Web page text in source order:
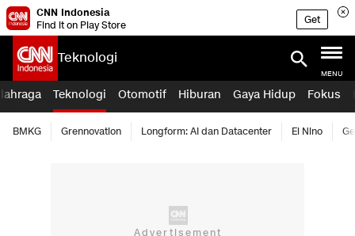
CNN Indonesia
Find it on Play Store
Get
Teknologi
MENU
Teknologi Otomotif Hiburan Gaya Hidup Fokus
BMKG Grennovation Longform: AI dan Datacenter El Nino